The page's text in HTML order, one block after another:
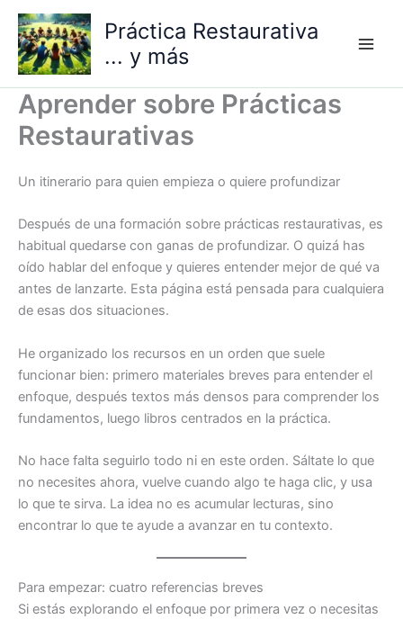
contenido
Práctica Restaurativa
... y más
Aprender sobre Prácticas
Restaurativas
Un itinerario para quien empieza o quiere profundizar
Después de una formación sobre prácticas restaurativas, es
habitual quedarse con ganas de profundizar. O quizá has
oído hablar del enfoque y quieres entender mejor de qué va
antes de lanzarte. Esta página está pensada para cualquiera
de esas dos situaciones.
He organizado los recursos en un orden que suele
funcionar bien: primero materiales breves para entender el
enfoque, después textos más densos para comprender los
fundamentos, luego libros centrados en la práctica.
No hace falta seguirlo todo ni en este orden. Sáltate lo que
no necesites ahora, vuelve cuando algo te haga clic, y usa
lo que te sirva. La idea no es acumular lecturas, sino
encontrar lo que te ayude a avanzar en tu contexto.
Para empezar: cuatro referencias breves
Si estás explorando el enfoque por primera vez o necesitas